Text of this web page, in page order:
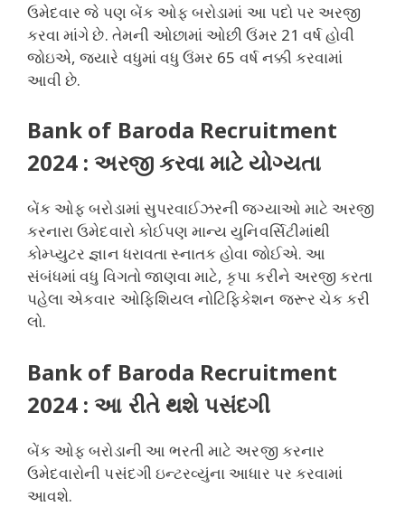
ઉમેદવાર જે પણ બેંક ઓફ બરોડામાં આ પદો પર અરજી
કરવા માંગે છે. તેમની ઓછામાં ઓછી ઉંમર 21 વર્ષ હોવી
જોઇએ, જ્યારે વધુમાં વધુ ઉંમર 65 વર્ષ નક્કી કરવામાં
આવી છે.
Bank of Baroda Recruitment
2024 : અરજી કરવા માટે યોગ્યતા
બેંક ઓફ બરોડામાં સુપરવાઈઝરની જગ્યાઓ માટે અરજી
કરનારા ઉમેદવારો કોઈપણ માન્ય યુનિવર્સિટીમાંથી
કોમ્પ્યુટર જ્ઞાન ધરાવતા સ્નાતક હોવા જોઈએ. આ
સંબંધમાં વધુ વિગતો જાણવા માટે, કૃપા કરીને અરજી કરતા
પહેલા એકવાર ઓફિશિયલ નોટિફિકેશન જરૂર ચેક કરી
લો.
Bank of Baroda Recruitment
2024 : આ રીતે થશે પસંદગી
બેંક ઓફ બરોડાની આ ભરતી માટે અરજી કરનાર
ઉમેદવારોની પસંદગી ઇન્ટરવ્યુંના આધાર પર કરવામાં
આવશે.